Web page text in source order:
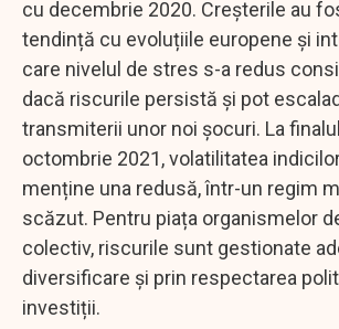
cu decembrie 2020. Creșterile au
tendință cu evoluțiile europene și
care nivelul de stres s-a redus
dacă riscurile persistă și pot
transmiterii unor noi șocuri. La
octombrie 2021, volatilitatea
menține una redusă, într-un regim
scăzut. Pentru piața organismelor
colectiv, riscurile sunt gestionate
diversificare și prin respectarea
investiții.